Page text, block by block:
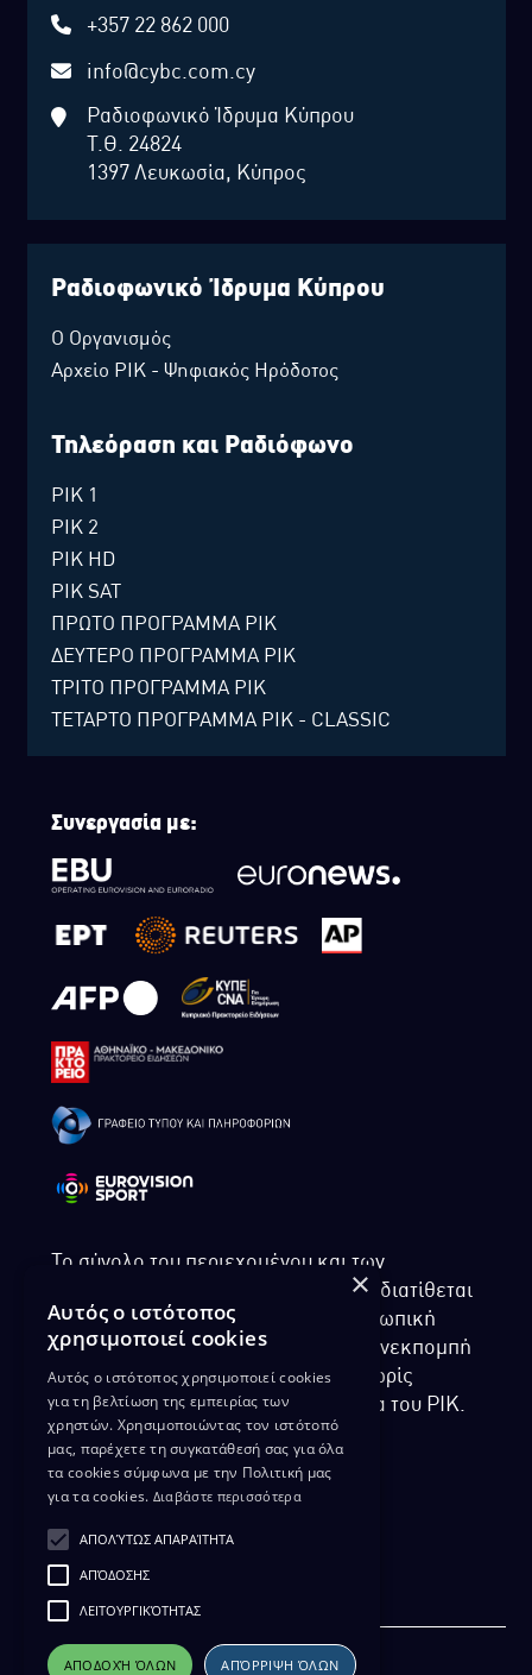
+357 22 862 000
info@cybc.com.cy
Ραδιοφωνικό Ίδρυμα Κύπρου
Τ.Θ. 24824
1397 Λευκωσία, Κύπρος
Ραδιοφωνικό Ίδρυμα Κύπρου
Ο Οργανισμός
Αρχείο ΡΙΚ - Ψηφιακός Ηρόδοτος
Τηλεόραση και Ραδιόφωνο
ΡΙΚ 1
ΡΙΚ 2
ΡΙΚ HD
ΡΙΚ SAT
ΠΡΩΤΟ ΠΡΟΓΡΑΜΜΑ ΡΙΚ
ΔΕΥΤΕΡΟ ΠΡΟΓΡΑΜΜΑ ΡΙΚ
ΤΡΙΤΟ ΠΡΟΓΡΑΜΜΑ ΡΙΚ
ΤΕΤΑΡΤΟ ΠΡΟΓΡΑΜΜΑ ΡΙΚ - CLASSIC
Συνεργασία με:
Το σύνολο του περιεχομένου και των
υπηρεσιών της ιστοσελίδας του ΡΙΚ διατίθεται
στους επισκέπτες αυστηρά για προσωπική
χρήση. Απαγορεύεται η χρήση ή επανεκπομπή
του, σε οποιοδήποτε μορφή, με ή χωρίς
επεξεργασία και χωρίς γραπτή άδεια του ΡΙΚ.
ΔΙΚΑΙΩΜΑ ΠΡΟΣΤΑΣΙΑΣ ΔΕΔΟΜΕΝΩΝ
ΔΙΑΘΕΣΗ ΑΡΧΕΙΑΚΟΥ ΥΛΙΚΟΥ
ΠΟΛΙΤΙΚΗ ΑΠΟΡΡΗΤΟΥ EUROVISION
×
Αυτός ο ιστότοπος
χρησιμοποιεί cookies
Αυτός ο ιστότοπος χρησιμοποιεί cookies
για τη βελτίωση της εμπειρίας των
χρηστών. Χρησιμοποιώντας τον ιστότοπό
μας, παρέχετε τη συγκατάθεσή σας για όλα
τα cookies σύμφωνα με την Πολιτική μας
για τα cookies. Διαβάστε περισσότερα
ΑΠΟΛΎΤΩΣ ΑΠΑΡΑΊΤΗΤΑ
ΑΠΌΔΟΣΗΣ
ΛΕΙΤΟΥΡΓΙΚΌΤΗΤΑΣ
ΑΠΟΔΟΧΉ ΌΛΩΝ ΑΠΌΡΡΙΨΗ ΌΛΩΝ